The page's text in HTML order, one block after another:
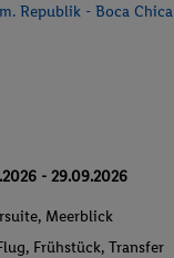
Republik - Boca
- 29.09.2026
Meerblick
Frühstück, Transfer